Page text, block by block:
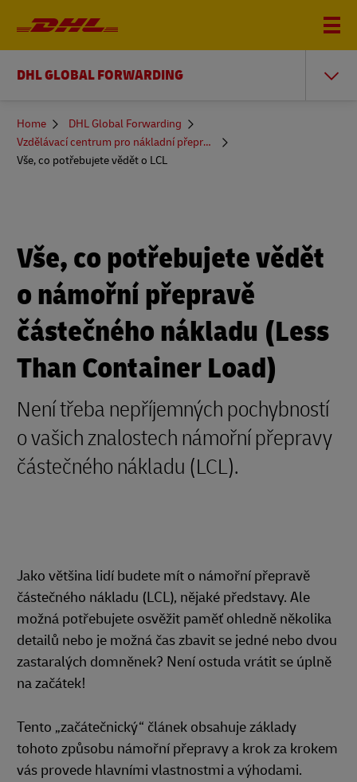
DHL GLOBAL FORWARDING
You
here
Home
DHL Global Forwarding
Vzdělávací centrum pro nákladní přepravu
Vše, co potřebujete vědět o LCL
Vše, co potřebujete vědět
o námořní přepravě
částečného nákladu (Less
Than Container Load)
Není třeba nepříjemných pochybností
o vašich znalostech námořní přepravy
částečného nákladu (LCL).
Jako většina lidí budete mít o námořní přepravě
částečného nákladu (LCL), nějaké představy. Ale
možná potřebujete osvěžit paměť ohledně několika
detailů nebo je možná čas zbavit se jedné nebo dvou
zastaralých domněnek? Není ostuda vrátit se úplně
na začátek!
Tento „začátečnický“ článek obsahuje základy
tohoto způsobu námořní přepravy a krok za krokem
vás provede hlavními vlastnostmi a výhodami.